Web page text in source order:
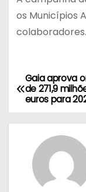
os Municípios
colaboradores.
N
a
Gaia aprova
de 271,9
euros para